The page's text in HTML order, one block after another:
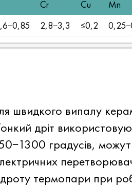
Cr Cu Mn
2,8−3,3 ≤0,2
швидкого випалу
дріт
градусів,
термопари при